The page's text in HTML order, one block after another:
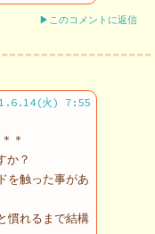
▶このコメントに返信
火) 7:55
＊
か？
を触った事があ
慣れるまで結構